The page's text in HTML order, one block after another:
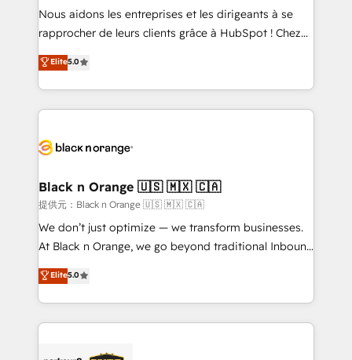
B2B sectors such as manufacturing, SaaS and
business services. We prepare a customized
impact of your digital transformation, including a
detailed financial rationale with a focus on ROI and
embark on a transformational journey that sets your
business up for long-term success. Unlock your
business. If not now, when?
Nous aidons les entreprises et les dirigeants à se
rapprocher de leurs clients grâce à HubSpot ! Chez
DIGITALISIM, nous avons l'intime conviction que la
réussite des entreprises passe par l’innovation web,
le marketing digital, et la relation client ! C'est
pourquoi, nos experts sont à la fois capables de
référencement, votre stratégie digitale et le pilotage
projet HubSpot avec DIGITALISIM : 🧽 Nettoyage,
migration et intégration des bases de données. 🚀
Développement des interfaces avec vos logiciels
métiers ⚙️ Configuration de la plateforme HubSpot
Book Process & Guidelines utilisateurs 🎓
Formations des utilisateurs
Elite5.0
Black n Orange 🇺🇸 🇲🇽 🇨🇦
提供元：Black n Orange 🇺🇸 🇲🇽 🇨🇦
We don’t just optimize — we transform businesses.
At Black n Orange, we go beyond traditional Inbound
Marketing with our exclusive methodologies:
BOOMS and BOOST. Together, they form a powerful
combination that has driven success for over 800
businesses worldwide. As Elite HubSpot Partners, we
Elite5.0